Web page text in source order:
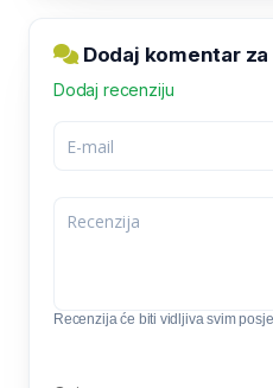
Dodaj komentar za
Dodaj recenziju
Recenzija će biti vidljiva svim